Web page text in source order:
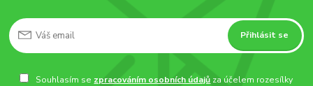
Přihlásit se
Souhlasím se zpracováním osobních údajů za účelem rozesílky